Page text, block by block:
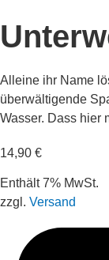
Alleine ihr Name
überwältigende
Wasser. Dass hier
14,90 €
Enthält 7% MwSt.
zzgl. Versand